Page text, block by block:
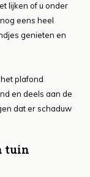
lijken of u onder
eens heel
genieten en
plafond
en deels aan de
dat er schaduw
tuin